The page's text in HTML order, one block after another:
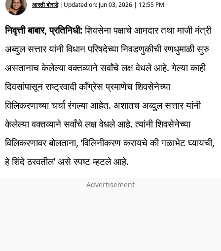
आरती बोराडे | Updated on: Jun 03, 2026 | 12:55 PM
निवृत्ती बाबार, प्रतिनिधी:शिवसेना पक्षाचे आमदार तथा माजी मंत्री
अब्दुल सत्तार यांनी विधान परिषदेच्या निवडणुकीची रणधुमाळी सुरु
असतानाच केलेल्या वक्तव्याने सर्वांचे लक्ष वेधले आहे. गेल्या काही
दिवसांपासून राष्ट्रवादी काँग्रेस प्रमाणेच शिवसेनेच्या
विलिकरणाच्या चर्चा रंगल्या आहेत. अशातच अब्दुल सत्तार यांनी
केलेल्या वक्तव्याने सर्वांचे लक्ष वेधले आहे. त्यांनी शिवसेनेच्या
विलिकरणावर बोलताना, ‘विलिनीकरण करायचे की गळाभेट घ्यायची,
हे शिंदे ठरवतील’ असे स्पष्ट म्हटले आहे.